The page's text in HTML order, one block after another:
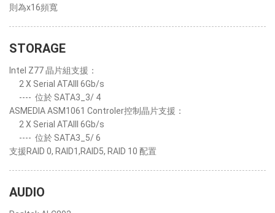
則為x16頻寬
STORAGE
Intel Z77 晶片組支援：
2 X Serial ATAIII 6Gb/s
---- 位於 SATA3_3/ 4
ASMEDIA ASM1061 Controler控制晶片支援：
2 X Serial ATAIII 6Gb/s
---- 位於 SATA3_5/ 6
支援RAID 0, RAID1,RAID5, RAID 10 配置
AUDIO